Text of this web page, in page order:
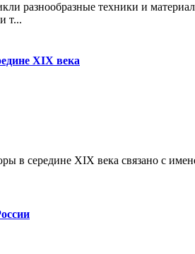
разнообразные техники и
т...
XIX века
в середине XIX века связано с